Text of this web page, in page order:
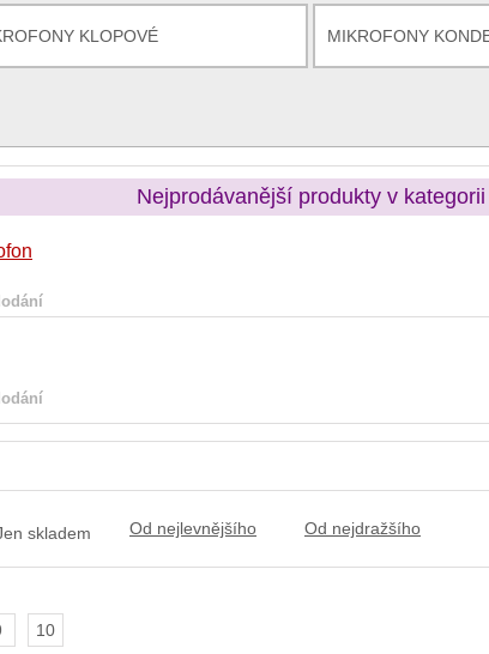
KLOPOVÉ MIKROFONY
Nejprodávanější produkty v kategorii
skladem Od nejlevnějšího Od nejdražšího
10